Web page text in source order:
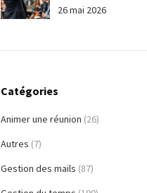
26 mai 2026
Catégories
Animer une réunion (26)
Autres (7)
Gestion des mails (87)